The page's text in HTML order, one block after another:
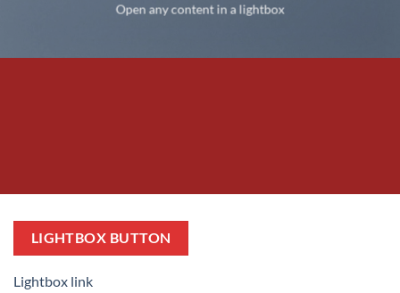
Open any content in a lightbox
LIGHTBOX BUTTON
Lightbox link